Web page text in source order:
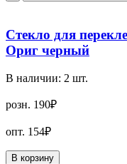
Стекло для
Ориг черный
В наличии: 2 шт.
розн. 190₽
опт. 154₽
В корзину